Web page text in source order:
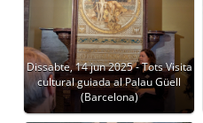
Dissabte, 14 jun 2025 - Tots Visita
cultural guiada al Palau Güell
(Barcelona)